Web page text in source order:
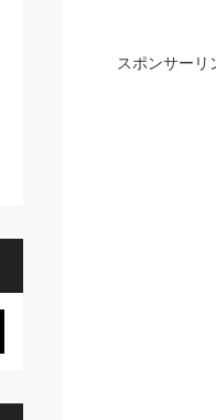
スポンサーリ